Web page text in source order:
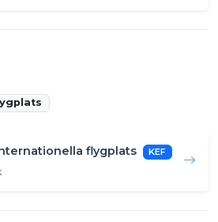
flygplats KEF